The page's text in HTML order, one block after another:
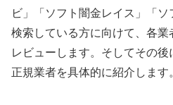
ビ」「ソフト闇金レイス」「
検索している方に向けて、各業
レビューします。そしてその
正規業者を具体的に紹介します